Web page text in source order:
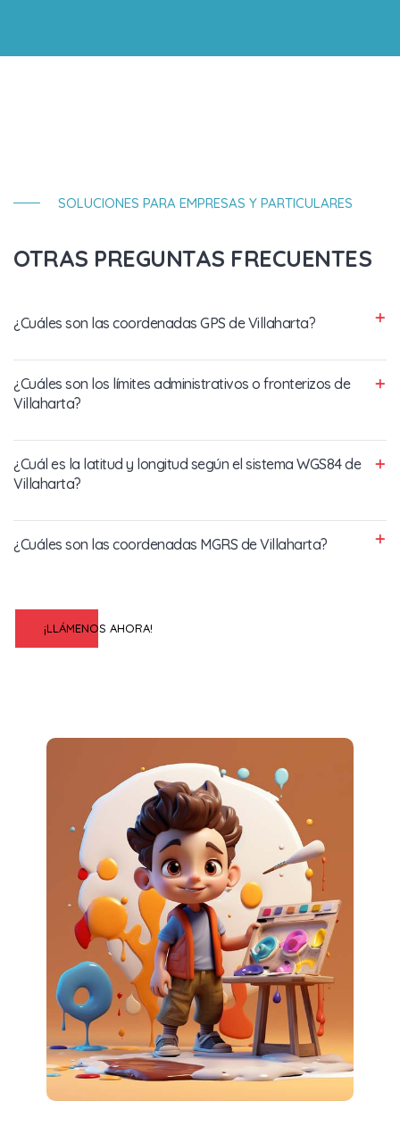
SOLUCIONES PARA EMPRESAS Y PARTICULARES
OTRAS PREGUNTAS FRECUENTES
¿Cuáles son las coordenadas GPS de Villaharta?
¿Cuáles son los límites administrativos o fronterizos de
Villaharta?
¿Cuál es la latitud y longitud según el sistema WGS84 de
Villaharta?
¿Cuáles son las coordenadas MGRS de Villaharta?
¡LLÁMENOS AHORA!